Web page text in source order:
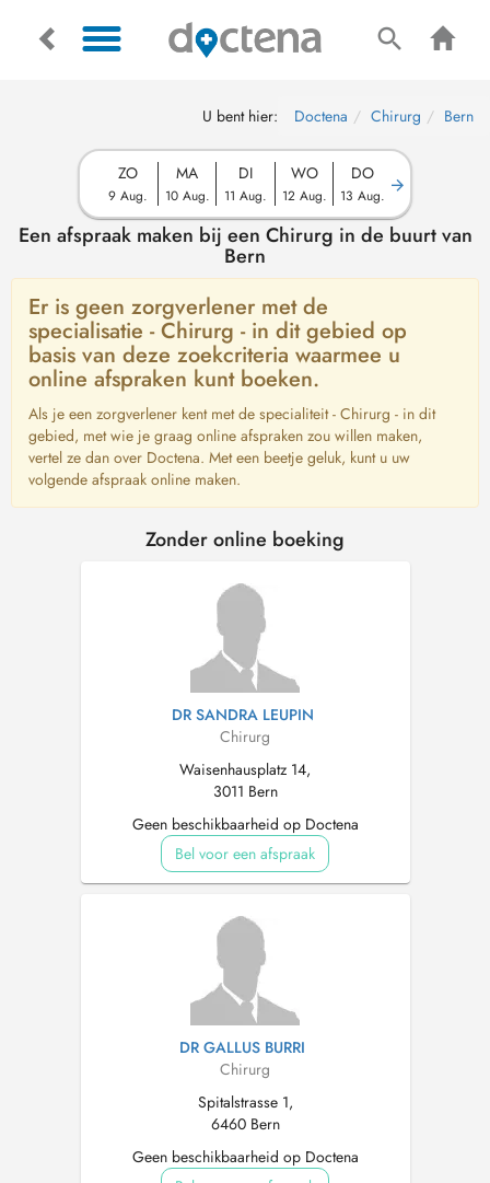
U bent hier: Doctena Chirurg Bern
ZO
9 Aug.
MA
10 Aug.
DI
11 Aug.
WO
12 Aug.
DO
13 Aug.
Een afspraak maken bij een Chirurg in de buurt van
Bern
Er is geen zorgverlener met de
specialisatie - Chirurg - in dit gebied op
basis van deze zoekcriteria waarmee u
online afspraken kunt boeken.
Als je een zorgverlener kent met de specialiteit - Chirurg - in dit
gebied, met wie je graag online afspraken zou willen maken,
vertel ze dan over Doctena. Met een beetje geluk, kunt u uw
volgende afspraak online maken.
Zonder online boeking
DR SANDRA LEUPIN
Chirurg
Waisenhausplatz 14,
3011 Bern
Geen beschikbaarheid op Doctena
Bel voor een afspraak
DR GALLUS BURRI
Chirurg
Spitalstrasse 1,
6460 Bern
Geen beschikbaarheid op Doctena